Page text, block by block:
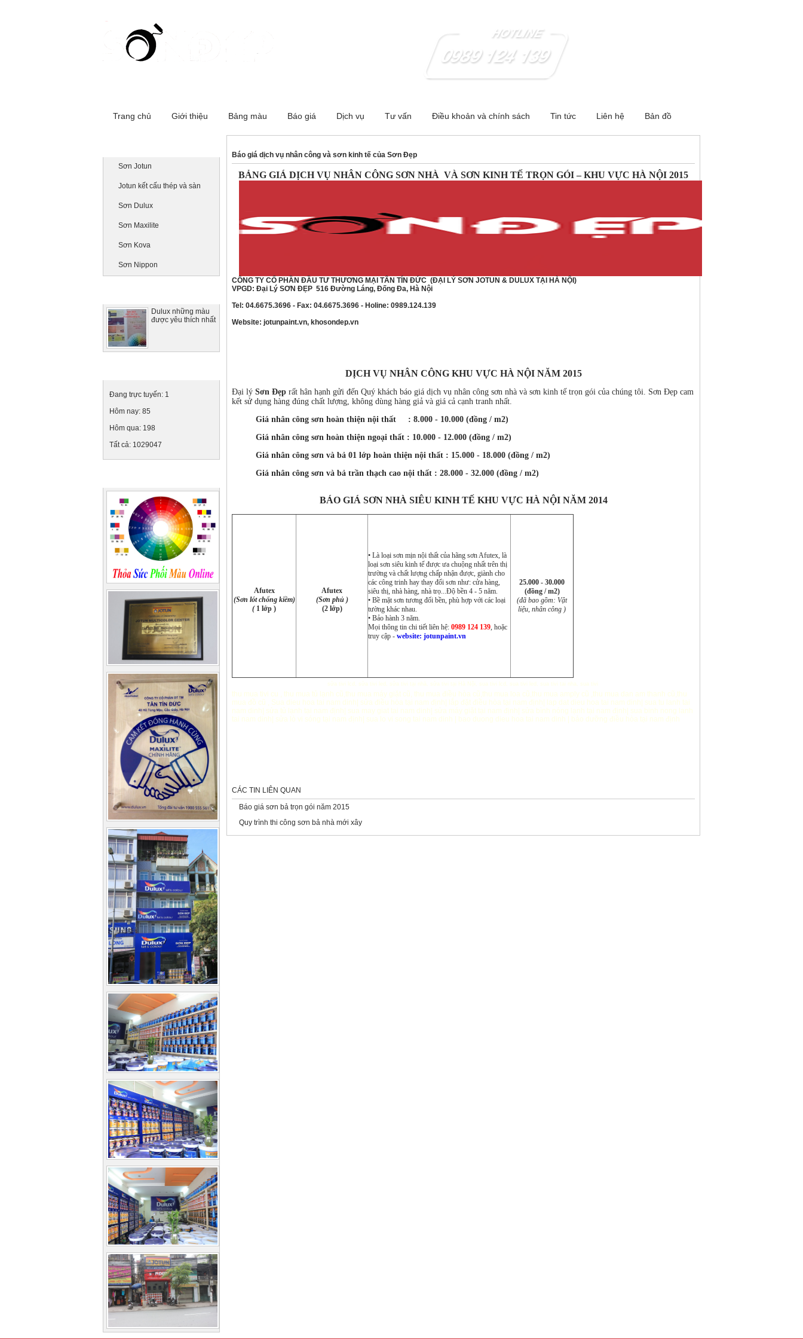
Trang chủ Giới thiệu Bảng màu Báo giá Dịch vụ Tư vấn Điều khoản và chính sách Tin tức Liên hệ Bản đồ
Sơn Jotun
Jotun kết cấu thép và sàn
Sơn Dulux
Sơn Maxilite
Sơn Kova
Sơn Nippon
Dulux những màu
được yêu thích nhất
Đang trực tuyến: 1
Hôm nay: 85
Hôm qua: 198
Tất cả: 1029047
Báo giá dịch vụ nhân công và sơn kinh tế của Sơn Đẹp
BẢNG GIÁ DỊCH VỤ NHÂN CÔNG SƠN NHÀ VÀ SƠN KINH TẾ TRỌN GÓI – KHU VỰC HÀ NỘI 2015
CÔNG TY CỔ PHẦN ĐẦU TƯ THƯƠNG MẠI TÂN TÍN ĐỨC (ĐẠI LÝ SƠN JOTUN & DULUX TẠI HÀ NỘI)
VPGD: Đại Lý SƠN ĐẸP 516 Đường Láng, Đống Đa, Hà Nội
Tel: 04.6675.3696 - Fax: 04.6675.3696 - Holine: 0989.124.139
Website: jotunpaint.vn, khosondep.vn
DỊCH VỤ NHÂN CÔNG KHU VỰC HÀ NỘI NĂM 2015
Đại lý Sơn Đẹp rất hân hạnh gửi đến Quý khách báo giá dịch vụ nhân công sơn nhà và sơn kinh tế trọn gói của chúng tôi. Sơn Đẹp cam
kết sử dụng hàng đúng chất lượng, không dùng hàng giả và giá cả cạnh tranh nhất.
Giá nhân công sơn hoàn thiện nội thất : 8.000 - 10.000 (đồng / m2)
Giá nhân công sơn hoàn thiện ngoại thất : 10.000 - 12.000 (đồng / m2)
Giá nhân công sơn và bả 01 lớp hoàn thiện nội thất : 15.000 - 18.000 (đồng / m2)
Giá nhân công sơn và bả trần thạch cao nội thất : 28.000 - 32.000 (đồng / m2)
BÁO GIÁ SƠN NHÀ SIÊU KINH TẾ KHU VỰC HÀ NỘI NĂM 2014
Afutex
(Sơn lót chống kiềm)
( 1 lớp )
Afutex
(Sơn phủ )
(2 lớp)
• Là loại sơn mịn nội thất của hãng sơn Afutex, là
loại sơn siêu kinh tế được ưa chuộng nhất trên thị
trường và chất lượng chấp nhận được, giành cho
các công trinh hay thay đổi sơn như: cửa hàng,
siêu thị, nhà hàng, nhà trọ...Độ bền 4 - 5 năm.
• Bề mặt sơn tương đối bền, phù hợp với các loại
tường khác nhau.
• Bảo hành 3 năm.
Mọi thông tin chi tiết liên hệ: 0989 124 139, hoặc
truy cập - website: jotunpaint.vn
25.000 - 30.000
(đồng / m2)
(đã bao gồm: Vật
liệu, nhân công )
sửa tivi lcd sửa tivi led sửa tivi tại nhà sửa tivi tại Hà Nội sua tivi lcd sua tivi led sua tivi tai nha sua tivi
thu mua tivi cu , thu mua tủ lạnh cũ, thu mua máy giặt cũ, thu mua điều hòa cũ, thu mua loa cũ, thu mua amply cũ , thu mua dan am thanh cũ, thu
mua đồ cũ , Sua dieu hoa tai nam dinh sửa điều hòa tại nam định lắp đặt điều hòa tại nam định lap dat dieu hoa tai nam dinh sua tu lanh tai
nam dinh sửa tủ lạnh tại nam định sua may giat tai nam dinh sửa máy giặt tại nam định sửa bình nóng lạnh tại nam định sua binh nong lanh
tai nam dinh sửa lò vi sóng tại nam định sua lo vi song tai nam dinh bao duong dieu hoa tai nam dinh bảo dưỡng điều hòa tại nam định
CÁC TIN LIÊN QUAN
Báo giá sơn bả trọn gói năm 2015
Quy trình thi công sơn bả nhà mới xây